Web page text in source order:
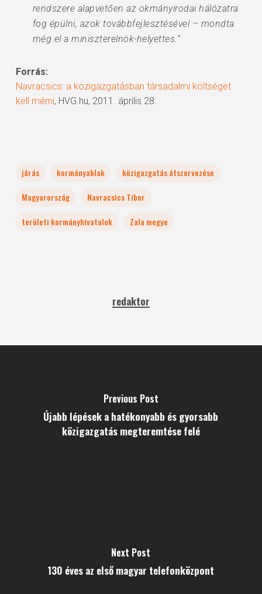
rendszere alapvetően az okmányirodai hálózatra
fog épülni, azok továbbfejlesztésével – mondta
még el a miniszterelnök-helyettes.”
Forrás:
Navracsics: a közigazgatásban társadalmi költséget
kell mérni, HVG.hu, 2011. április 28.
járás kormányablak
közigazgatás átszervezése
Magyarország
Navracsics Tibor
területi kormányhivatalok
Zala megye
redaktor
Previous Post
Újabb lépések a hatékonyabb és gyorsabb
közigazgatás megteremtése felé
Next Post
130 éves az első magyar telefonközpont